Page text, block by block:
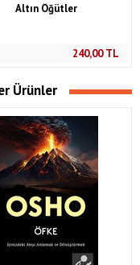
Altın Öğütler
240,00TL
Ürünler